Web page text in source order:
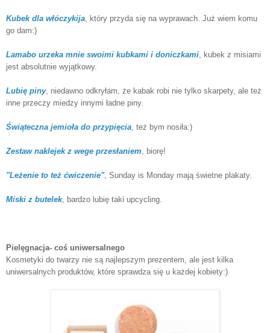
Kubek dla włóczykija , który przyda się na wyprawach. Już wiem komu
go dam:)
Lamabo urzeka mnie swoimi kubkami i doniczkami , kubek z misiami
jest absolutnie wyjątkowy.
Lubię piny, niedawno odkryłam, że kabak robi nie tylko skarpety, ale też
inne przeczy miedzy innymi ładne piny.
Świąteczna jemioła do przypięcia , też bym nosiła:)
Zestaw naklejek z wege przesłaniem , biorę!
"Leżenie to też ćwiczenie", Sunday is Monday mają świetne plakaty.
Miski z butelek, bardzo lubię taki upcycling.
Pielęgnacja- coś uniwersalnego
Kosmetyki do twarzy nie są najlepszym prezentem, ale jest kilka
uniwersalnych produktów, które sprawdza się u każdej kobiety:)